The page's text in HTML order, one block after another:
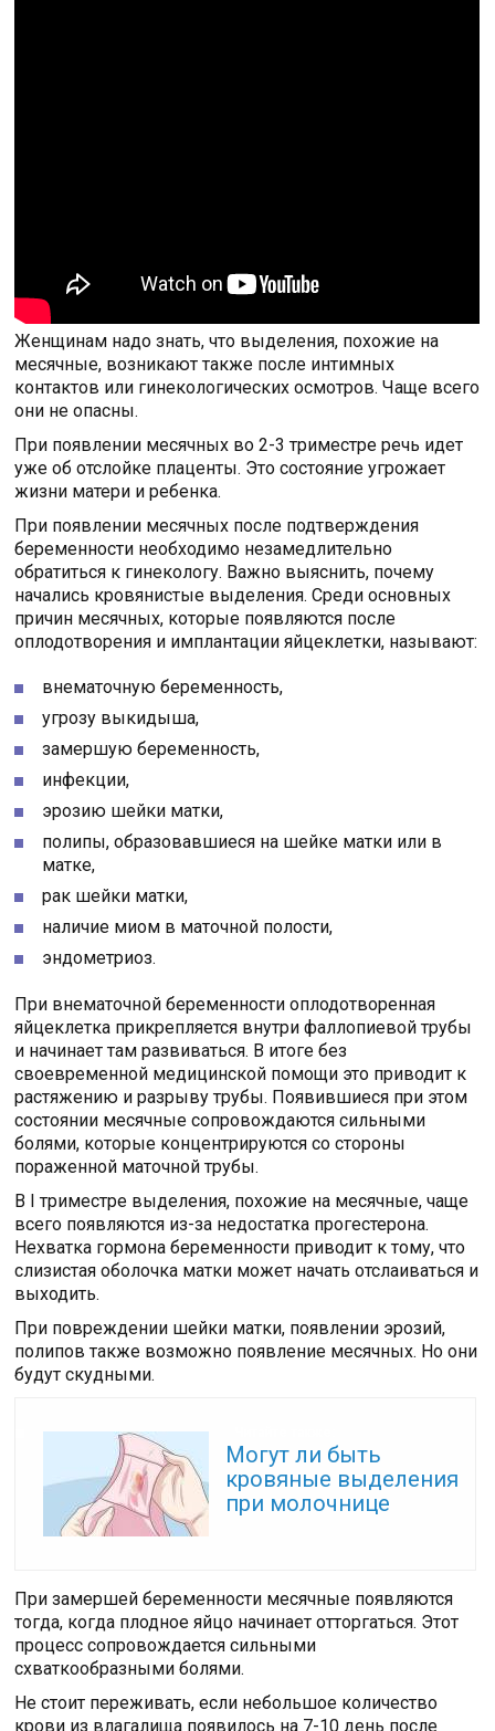
Женщинам надо знать, что выделения, похожие на
месячные, возникают также после интимных
контактов или гинекологических осмотров. Чаще всего
они не опасны.
При появлении месячных во 2-3 триместре речь идет
уже об отслойке плаценты. Это состояние угрожает
жизни матери и ребенка.
При появлении месячных после подтверждения
беременности необходимо незамедлительно
обратиться к гинекологу. Важно выяснить, почему
начались кровянистые выделения. Среди основных
причин месячных, которые появляются после
оплодотворения и имплантации яйцеклетки, называют:
внематочную беременность,
угрозу выкидыша,
замершую беременность,
инфекции,
эрозию шейки матки,
полипы, образовавшиеся на шейке матки или в
матке,
рак шейки матки,
наличие миом в маточной полости,
эндометриоз.
При внематочной беременности оплодотворенная
яйцеклетка прикрепляется внутри фаллопиевой трубы
и начинает там развиваться. В итоге без
своевременной медицинской помощи это приводит к
растяжению и разрыву трубы. Появившиеся при этом
состоянии месячные сопровождаются сильными
болями, которые концентрируются со стороны
пораженной маточной трубы.
В I триместре выделения, похожие на месячные, чаще
всего появляются из-за недостатка прогестерона.
Нехватка гормона беременности приводит к тому, что
слизистая оболочка матки может начать отслаиваться и
выходить.
При повреждении шейки матки, появлении эрозий,
полипов также возможно появление месячных. Но они
будут скудными.
Могут ли быть
кровяные выделения
при молочнице
При замершей беременности месячные появляются
тогда, когда плодное яйцо начинает отторгаться. Этот
процесс сопровождается сильными
схваткообразными болями.
Не стоит переживать, если небольшое количество
крови из влагалища появилось на 7-10 день после